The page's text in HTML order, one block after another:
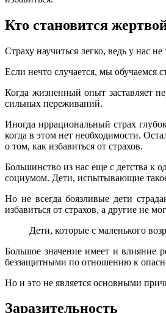
Кто становится
Страху научиться легко, ведь у нас
Если нечто случается, мы обучаемся
Когда жизненный опыт заставляет
сильных переживаний.
Иногда иррациональный страх
когда в этом нет необходимости.
о том, как избавиться от страхов.
Большинство из нас еще с детства к
социумом. Дети, испытывающие такое
Но не всегда боязливые дети
избавиться от страхов, а другие не
Дети, которые с маленького
Большое значение имеет и влияние
беззащитными по отношению к
Но и это не является основными
Заразительность